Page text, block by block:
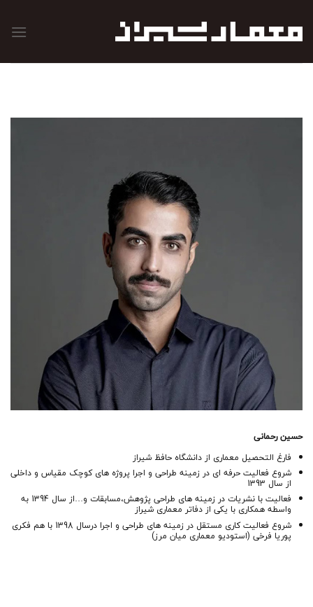
محتوا
حسین رحمانی
فارغ التحصيل معمارى از دانشگاه حافظ شيراز
شروع فعاليت حرفه اى در زمينه طراحی و اجرا پروژه هاى كوچک مقياس و داخلى
از سال 1393
فعاليت با نشريات در زمينه هاى طراحی پژوهش،مسابقات و…از سال 1394 به
واسطه همكارى با يكى از دفاتر معمارى شيراز
شروع فعاليت كاری مستقل در زمينه های طراحی و اجرا درسال 1398 با هم فكری
پوريا فرخی (استوديو معمارى ميان مرز)